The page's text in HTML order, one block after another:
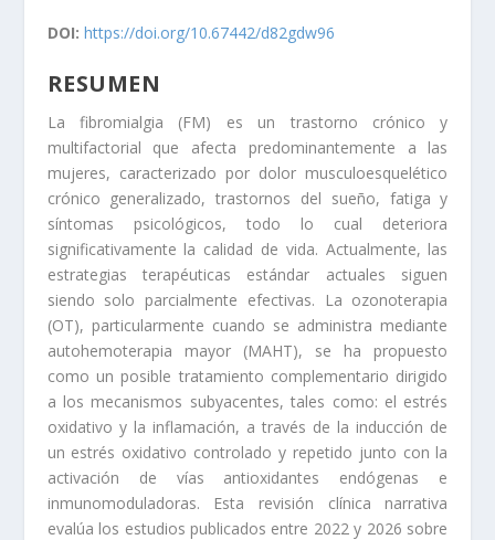
DOI: https://doi.org/10.67442/d82gdw96
RESUMEN
La fibromialgia (FM) es un trastorno crónico y
multifactorial que afecta predominantemente a las
mujeres, caracterizado por dolor musculoesquelético
crónico generalizado, trastornos del sueño, fatiga y
síntomas psicológicos, todo lo cual deteriora
significativamente la calidad de vida. Actualmente, las
estrategias terapéuticas estándar actuales siguen
siendo solo parcialmente efectivas. La ozonoterapia
(OT), particularmente cuando se administra mediante
autohemoterapia mayor (MAHT), se ha propuesto
como un posible tratamiento complementario dirigido
a los mecanismos subyacentes, tales como: el estrés
oxidativo y la inflamación, a través de la inducción de
un estrés oxidativo controlado y repetido junto con la
activación de vías antioxidantes endógenas e
inmunomoduladoras. Esta revisión clínica narrativa
evalúa los estudios publicados entre 2022 y 2026 sobre